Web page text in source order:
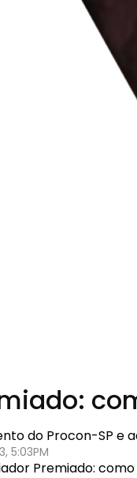
do Procon-SP e
5:03PM